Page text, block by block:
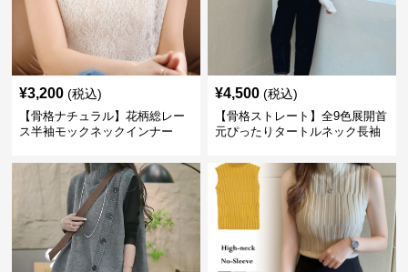
¥3,200 (税込)
【骨格ナチュラル】花柄総レー
ス半袖モックネックインナー
¥4,500 (税込)
【骨格ストレート】全9色展開首
元ぴったりタートルネック長袖